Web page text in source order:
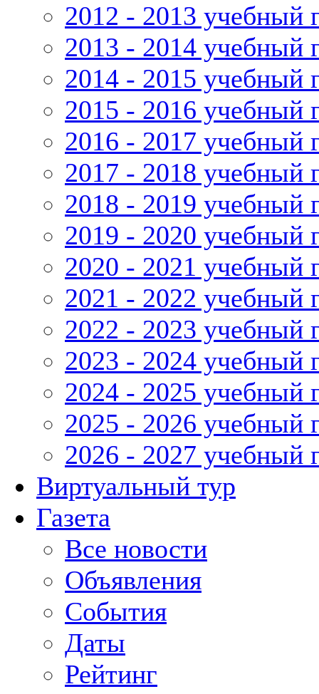
2012 - 2013 учебный
2013 - 2014 учебный
2014 - 2015 учебный
2015 - 2016 учебный
2016 - 2017 учебный
2017 - 2018 учебный
2018 - 2019 учебный
2019 - 2020 учебный
2020 - 2021 учебный
2021 - 2022 учебный
2022 - 2023 учебный
2023 - 2024 учебный
2024 - 2025 учебный
2025 - 2026 учебный
2026 - 2027 учебный
Виртуальный тур
Газета
Все новости
Объявления
События
Даты
Рейтинг